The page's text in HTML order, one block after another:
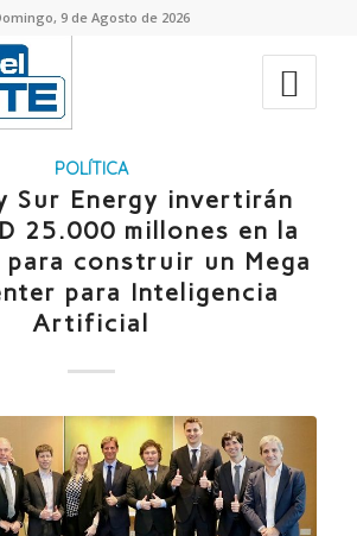
9 de Agosto de 2026
POLÍTICA
Sur Energy invertirán
25.000 millones en la
para construir un Mega
para Inteligencia
Artificial